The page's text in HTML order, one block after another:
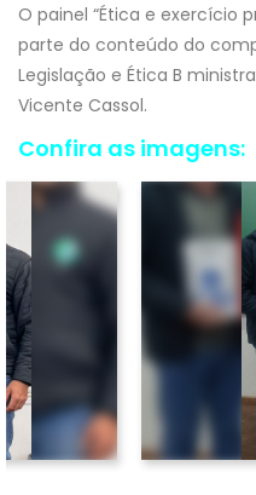
O painel “Ética e exercício
parte do conteúdo do
Legislação e Ética B
Vicente Cassol.
Confira as imagens: